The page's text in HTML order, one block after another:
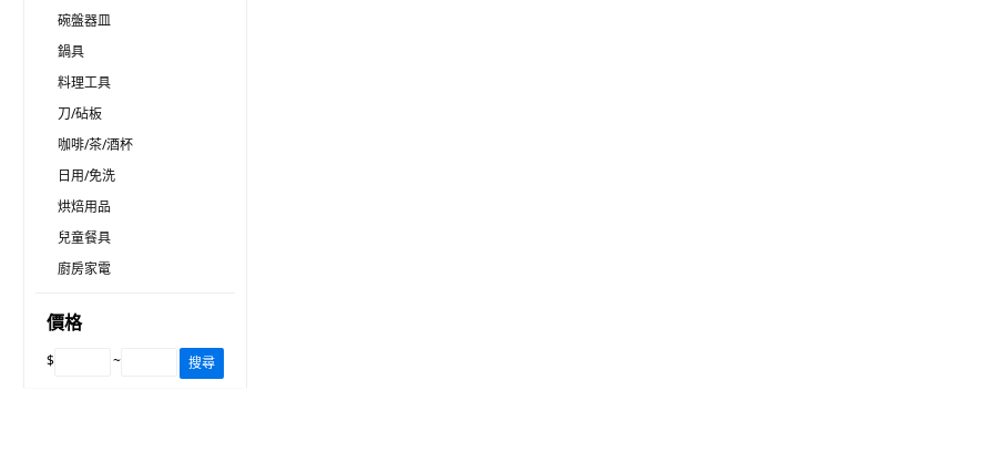
碗盤器皿
鍋具
料理工具
刀/砧板
咖啡/茶/酒杯
日用/免洗
烘焙用品
兒童餐具
廚房家電
價格
$ ~ 搜尋